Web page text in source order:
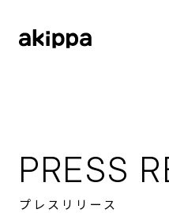
PRESS
プレスリリース
コーポレートフィロソフ
会社概要
役員紹介
ニュース